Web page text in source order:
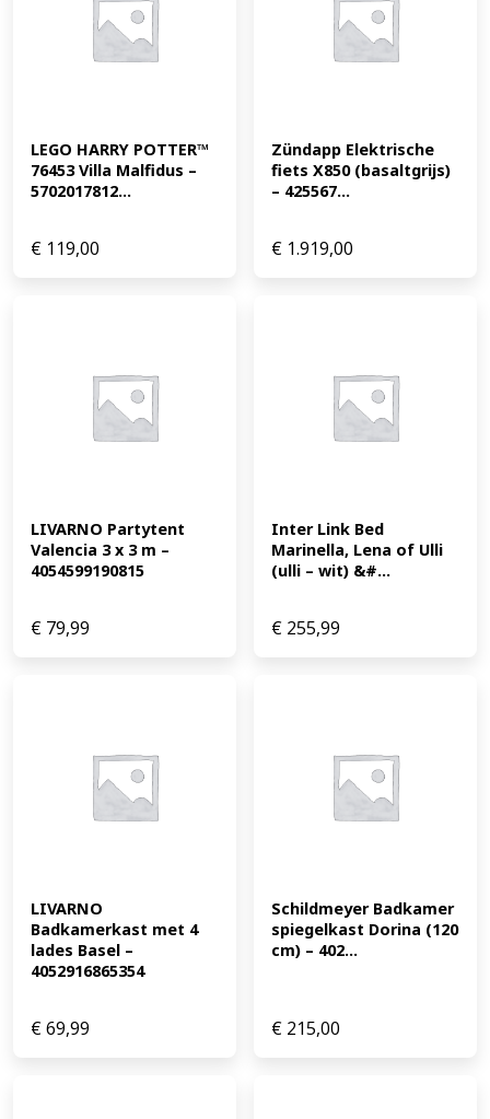
LEGO HARRY POTTER™
76453 Villa Malfidus –
5702017812...
€ 119,00
Zündapp Elektrische
fiets X850 (basaltgrijs)
– 425567...
€ 1.919,00
LIVARNO Partytent
Valencia 3 x 3 m –
4054599190815
€ 79,99
Inter Link Bed
Marinella, Lena of Ulli
(ulli – wit) &#...
€ 255,99
LIVARNO
Badkamerkast met 4
lades Basel –
4052916865354
€69,99
Schildmeyer Badkamer
spiegelkast Dorina (120
cm) – 402...
€ 215,00